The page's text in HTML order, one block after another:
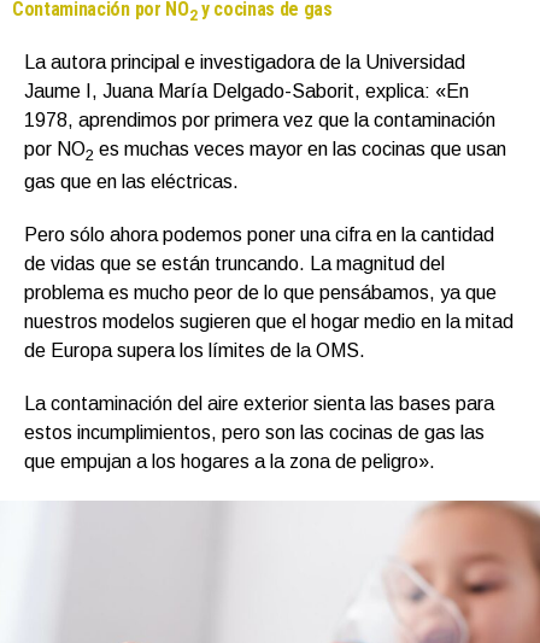
Contaminación por NO2y cocinas de gas
La autora principal e investigadora de la Universidad
Jaume I, Juana María Delgado-Saborit, explica: «En
1978, aprendimos por primera vez que la contaminación
por NO2 es muchas veces mayor en las cocinas que usan
gas que en las eléctricas.
Pero sólo ahora podemos poner una cifra en la cantidad
de vidas que se están truncando. La magnitud del
problema es mucho peor de lo que pensábamos, ya que
nuestros modelos sugieren que el hogar medio en la mitad
de Europa supera los límites de la OMS.
La contaminación del aire exterior sienta las bases para
estos incumplimientos, pero son las cocinas de gas las
que empujan a los hogares a la zona de peligro».